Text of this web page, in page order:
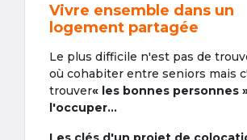
Vivre ensemble dans un
logement partagée
Le plus difficile n'est pas de
où cohabiter entre seniors mais
trouver« les bonnes personnes
l'occuper...